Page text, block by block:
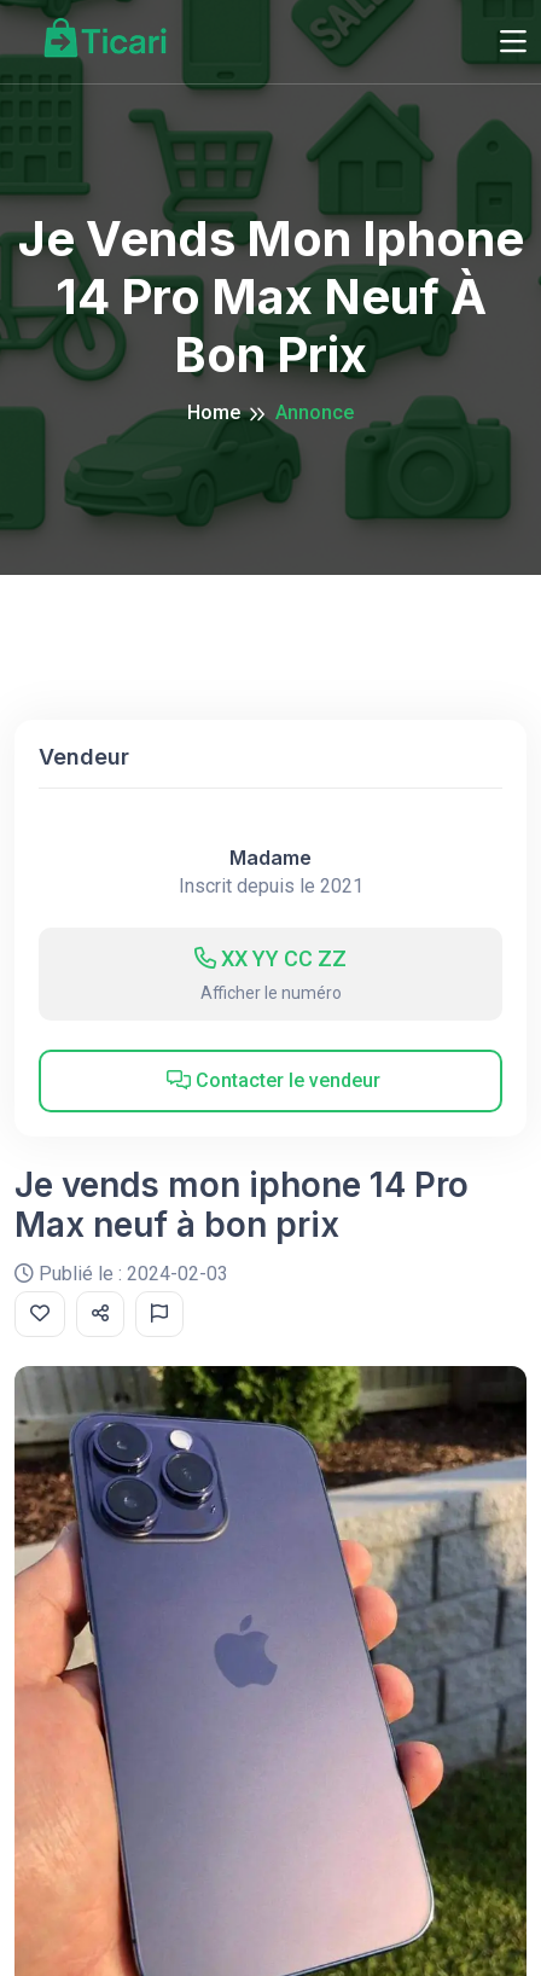
Je Vends Mon Iphone
14 Pro Max Neuf À
Bon Prix
Home Annonce
Vendeur
Madame
Inscrit depuis le 2021
XX YY CC ZZ
Afficher le numéro
Contacter le vendeur
Je vends mon iphone 14 Pro
Max neuf à bon prix
Publié le : 2024-02-03